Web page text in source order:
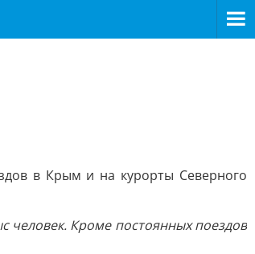
в Крым и на курорты Северного
человек. Кроме постоянных поездов